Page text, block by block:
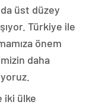
üst düzey
Türkiye ile
önem
daha
iki ülke